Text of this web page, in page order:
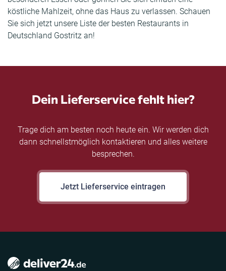
köstliche Mahlzeit, ohne das Haus zu verlassen. Schauen
Sie sich jetzt unsere Liste der besten Restaurants in
Deutschland Gostritz an!
Dein Lieferservice fehlt hier?
Trage dich am besten noch heute ein. Wir werden dich
dann schnellstmöglich kontaktieren und alles weitere
besprechen.
Jetzt Lieferservice eintragen